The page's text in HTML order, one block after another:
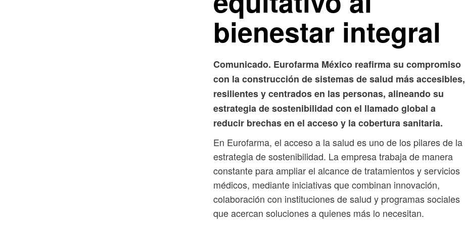
bienestar integral
Comunicado. Eurofarma México reafirma su compromiso
con la construcción de sistemas de salud más accesibles,
resilientes y centrados en las personas, alineando su
estrategia de sostenibilidad con el llamado global a
reducir brechas en el acceso y la cobertura sanitaria.
En Eurofarma, el acceso a la salud es uno de los pilares de la
estrategia de sostenibilidad. La empresa trabaja de manera
constante para ampliar el alcance de tratamientos y servicios
médicos, mediante iniciativas que combinan innovación,
colaboración con instituciones de salud y programas sociales
que acercan soluciones a quienes más lo necesitan.